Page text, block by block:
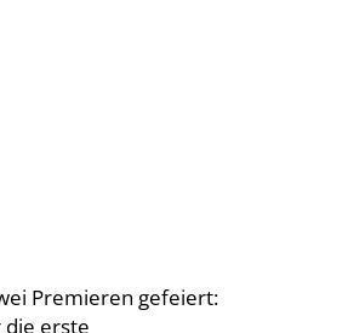
Premieren gefeiert:
erste